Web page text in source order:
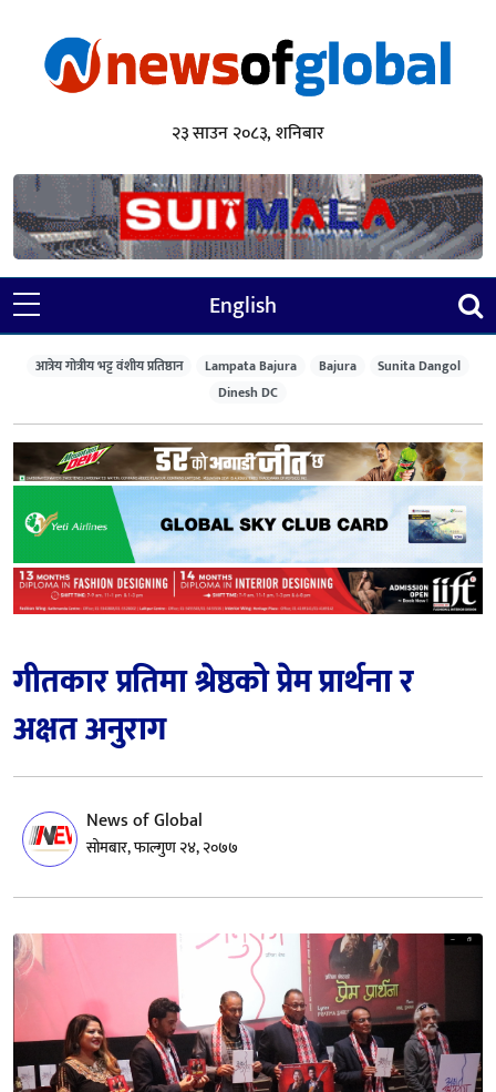
२३ साउन २०८३, शनिबार
English
आत्रेय गोत्रीय भट्ट वंशीय प्रतिष्ठान Lampata Bajura Bajura
Sunita Dangol
Dinesh DC
गीतकार प्रतिमा श्रेष्ठको प्रेम प्रार्थना र
अक्षत अनुराग
News of Global
सोमबार, फाल्गुण २४, २०७७